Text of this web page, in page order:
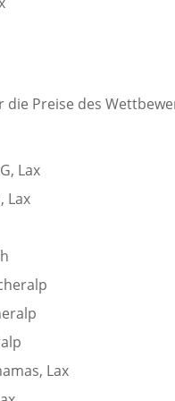
die Preise des
Lax
Lax
Lax